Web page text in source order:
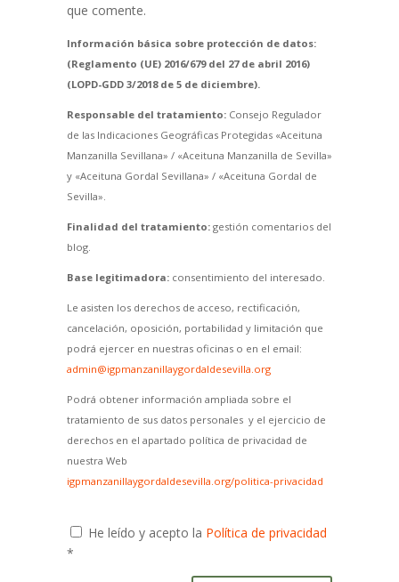
que comente.
Información básica sobre protección de datos:
(Reglamento (UE) 2016/679 del 27 de abril 2016)
(LOPD-GDD 3/2018 de 5 de diciembre).
Responsable del tratamiento:Consejo Regulador
de las Indicaciones Geográficas Protegidas «Aceituna
Manzanilla Sevillana» / «Aceituna Manzanilla de Sevilla»
y «Aceituna Gordal Sevillana» / «Aceituna Gordal de
Sevilla».
Finalidad del tratamiento:gestión comentarios del
blog.
Base legitimadora:consentimiento del interesado.
Le asisten los derechos de acceso, rectificación,
cancelación, oposición, portabilidad y limitación que
podrá ejercer en nuestras oficinas o en el email:
admin@igpmanzanillaygordaldesevilla.org
Podrá obtener información ampliada sobre el
tratamiento de sus datos personales y el ejercicio de
derechos en el apartado política de privacidad de
nuestra Web
igpmanzanillaygordaldesevilla.org/politica-privacidad
He leído y acepto la Política de privacidad
*